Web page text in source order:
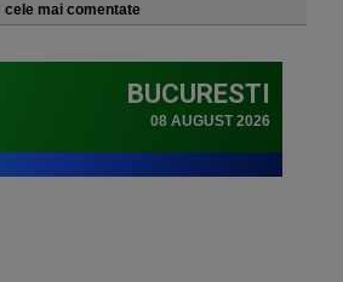
cele mai comentate